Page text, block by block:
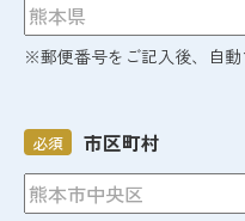
※郵便番号をご記入後、自動
市区町村
必須